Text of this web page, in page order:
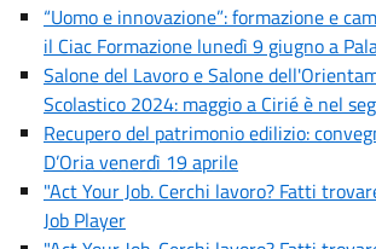
“Uomo e innovazione”: formazione e
il Ciac Formazione lunedì 9 giugno a
Salone del Lavoro e Salone
Scolastico 2024: maggio a Cirié è nel
Recupero del patrimonio edilizio:
D’Oria venerdì 19 aprile
"Act Your Job. Cerchi lavoro? Fatti
Job Player